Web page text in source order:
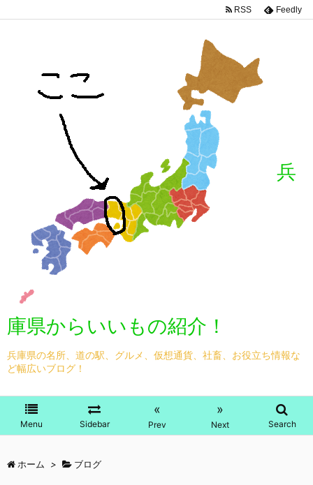
兵
庫県からいいもの紹介！
兵庫県の名所、道の駅、グルメ、仮想通貨、社畜、お役立ち情報な
ど幅広いブログ！
Menu Sidebar
«
Prev
»
Next Search
RSS Feedly
ホーム > ブログ